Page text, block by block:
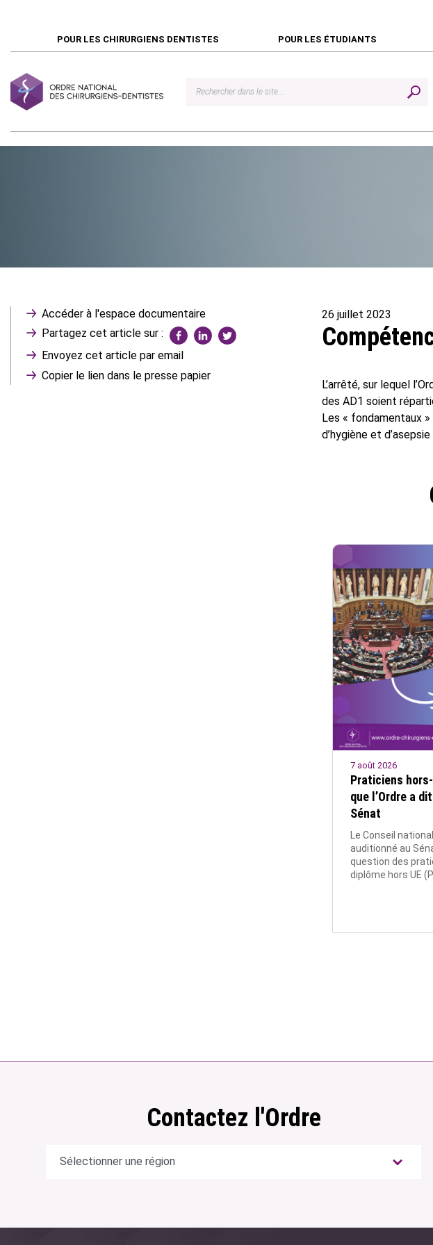
POUR LES CHIRURGIENS DENTISTES POUR LES ÉTUDIANTS
26 juillet 2023
L’arrêté, sur lequel
des AD1 soient
Les « fondamentaux
d’hygiène et
7 août 2026
Praticiens hors-
que l’Ordre a
Sénat
Le Conseil
auditionné au
question des
diplôme hors UE
Accéder à l'espace documentaire
Partagez cet article sur :
Envoyez cet article par email
Copier le lien dans le presse papier
Contactez l'Ordre